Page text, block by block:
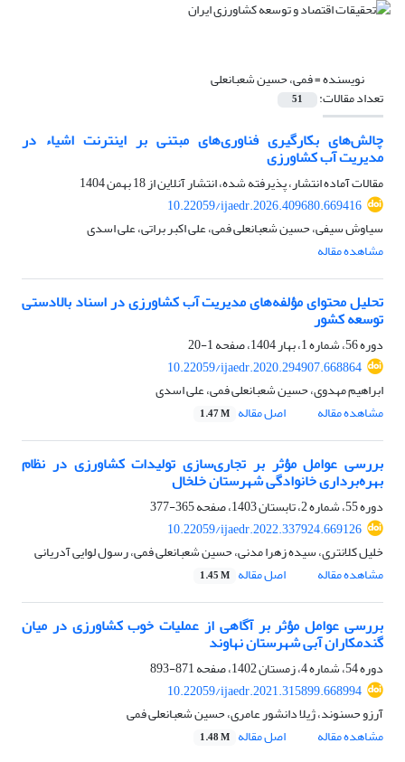
نویسنده =فمی، حسین شعبانعلی
تعداد مقالات: 51
چالش‌های بکارگیری فناوری‌های مبتنی بر اینترنت اشیاء در
مدیریت آب کشاورزی
مقالات آماده انتشار، پذیرفته شده، انتشار آنلاین از18 بهمن 1404
10.22059/ijaedr.2026.409680.669416
سیاوش سیفی، حسین شعبانعلی فمی، علی اکبر براتی، علی اسدی
مشاهده مقاله
تحلیل محتوای مؤلفه‌های مدیریت آب کشاورزی در اسناد بالادستی
توسعه کشور
دوره 56، شماره 1، بهار 1404، صفحه
1-20
10.22059/ijaedr.2020.294907.668864
ابراهیم مهدوی، حسین شعبانعلی فمی، علی اسدی
مشاهده مقاله
اصل مقاله 1.47 M
بررسی عوامل مؤثر بر تجاری‌سازی تولیدات کشاورزی در نظام
بهره‌برداری خانوادگی شهرستان خلخال
دوره 55، شماره 2، تابستان 1403، صفحه
365-377
10.22059/ijaedr.2022.337924.669126
خلیل کلانتری، سیده زهرا مدنی، حسین شعبانعلی فمی، رسول لوایی آدریانی
مشاهده مقاله
اصل مقاله 1.45 M
بررسی عوامل مؤثر بر آگاهی از عملیات خوب کشاورزی در میان
گندمکاران آبی شهرستان نهاوند
دوره 54، شماره 4، زمستان 1402، صفحه
871-893
10.22059/ijaedr.2021.315899.668994
آرزو حسنوند، ژیلا دانشور عامری، حسین شعبانعلی فمی
مشاهده مقاله
اصل مقاله 1.48 M